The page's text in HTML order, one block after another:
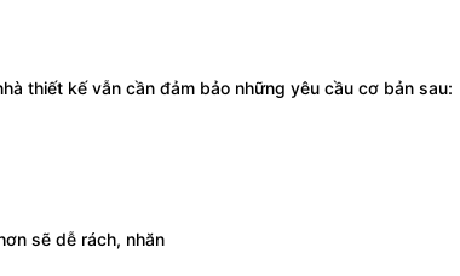
thiết kế vẫn cần đảm bảo những yêu cầu cơ bản sau:
sẽ dễ rách, nhăn